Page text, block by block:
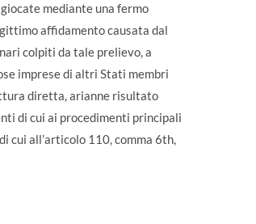
mediante una fermo
affidamento causata dal
colpiti da tale prelievo, a
imprese di altri Stati membri
diretta, arianne risultato
di cui ai procedimenti principali
cui all’articolo 110, comma 6th,